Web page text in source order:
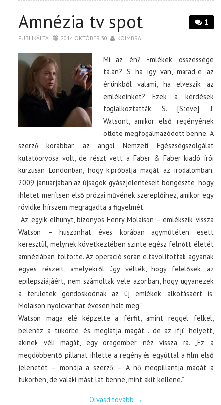
1
Amnézia tv spot
PUBLIKÁLTA 2014. OKTÓBER 30. KOIMBRA
Mi az én? Emlékek összessége
talán? S ha így van, marad-e az
énünkből valami, ha elveszik az
emlékeinket? Ezek a kérdések
foglalkoztatták S. [Steve] J.
Watsont, amikor első regényének
ötlete megfogalmazódott benne. A
szerző korábban az angol Nemzeti Egészségszolgálat
kutatóorvosa volt, de részt vett a Faber & Faber kiadó írói
kurzusán Londonban, hogy kipróbálja magát az irodalomban.
2009 januárjában az újságok gyászjelentéseit böngészte, hogy
ihletet merítsen első prózai művének szereplőihez, amikor egy
rövidke hírszem megragadta a figyelmét.
„Az egyik elhunyt, bizonyos Henry Molaison – emlékszik vissza
Watson – huszonhat éves korában agyműtéten esett
keresztül, melynek következtében szinte egész felnőtt életét
amnéziában töltötte. Az operáció során eltávolították agyának
egyes részeit, amelyekről úgy vélték, hogy felelősek az
epilepsziájáért, nem számoltak vele azonban, hogy ugyanezek
a területek gondoskodnak az új emlékek alkotásáért is.
Molaison nyolcvanhat évesen halt meg.”
Watson maga elé képzelte a férfit, amint reggel felkel,
belenéz a tükörbe, és meglátja magát… de az ifjú helyett,
akinek véli magát, egy öregember néz vissza rá. „Ez a
megdöbbentő pillanat ihlette a regény és egyúttal a film első
jelenetét – mondja a szerző. – A nő megpillantja magát a
tükörben, de valaki mást lát benne, mint akit kellene.”
Olvasd tovább →